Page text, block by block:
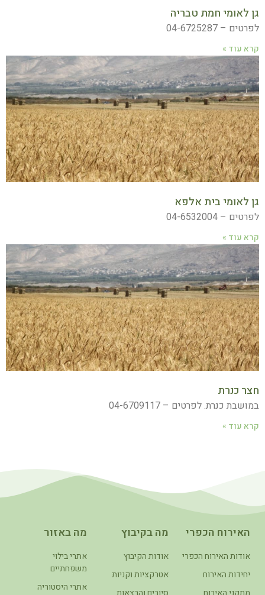
גן לאומי חמת טבריה
לפרטים – 04-6725287
קרא עוד »
גן לאומי בית אלפא
לפרטים – 04-6532004
קרא עוד »
חצר כנרת
במושבת כנרת. לפרטים – 04-6709117
קרא עוד »
האירוח הכפרי
אודות האירוח הכפרי
יחידות האירוח
מה בקיבוץ
אודות הקיבוץ
אטרקציות וקניות
מה באזור
אתרי בילוי
משפחתיים
אתרי היסטוריה